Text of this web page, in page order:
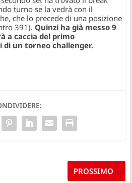
turno se la vedrà con il
che lo precede di una posizione
391).Quinzi ha già messo 9
a caccia del primo
di un torneo challenger.
PROSSIMO